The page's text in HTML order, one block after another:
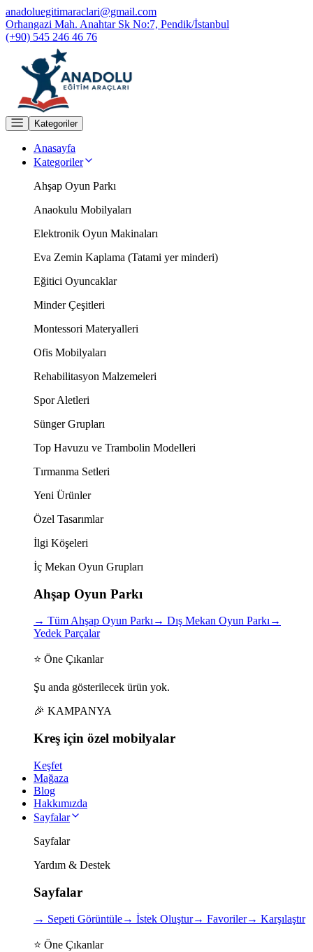
anadoluegitimaraclari@gmail.com
Orhangazi Mah. Anahtar Sk No:7, Pendik/İstanbul
(+90) 545 246 46 76
Kategoriler
Anasayfa
Kategoriler
Ahşap Oyun Parkı
Anaokulu Mobilyaları
Elektronik Oyun Makinaları
Eva Zemin Kaplama (Tatami yer minderi)
Eğitici Oyuncaklar
Minder Çeşitleri
Montessori Materyalleri
Ofis Mobilyaları
Rehabilitasyon Malzemeleri
Spor Aletleri
Sünger Grupları
Top Havuzu ve Trambolin Modelleri
Tırmanma Setleri
Yeni Ürünler
Özel Tasarımlar
İlgi Köşeleri
İç Mekan Oyun Grupları
Ahşap Oyun Parkı
→ Tüm Ahşap Oyun Parkı→ Dış Mekan Oyun Parkı→
Yedek Parçalar
⭐ Öne Çıkanlar
Şu anda gösterilecek ürün yok.
🎉 KAMPANYA
Kreş için özel mobilyalar
Keşfet
Mağaza
Blog
Hakkımızda
Sayfalar
Sayfalar
Yardım & Destek
Sayfalar
→ Sepeti Görüntüle→ İstek Oluştur→ Favoriler→ Karşılaştır
⭐ Öne Çıkanlar